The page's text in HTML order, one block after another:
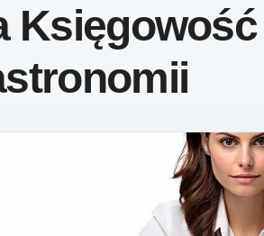
Księgowość